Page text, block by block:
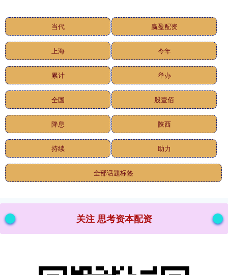
当代 赢盈配资
上海 今年
累计 举办
全国 股壹佰
降息 陕西
持续 助力
全部话题标签
关注 思考资本配资